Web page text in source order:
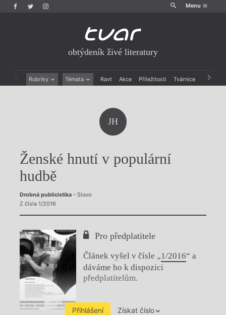
Menu
obtýdeník živé literatury
Rubriky Témata Ravt Akce Příležitosti Tvárnice Archiv
Výroční ceny
JH
Ženské hnutí v populární
hudbě
Drobná publicistika– Slovo
Z čísla 1/2016
Pro předplatitele
Článek vyšel v čísle „1/2016“ a
dáváme ho k dispozici
předplatitelům.
Přihlášení Získat číslo